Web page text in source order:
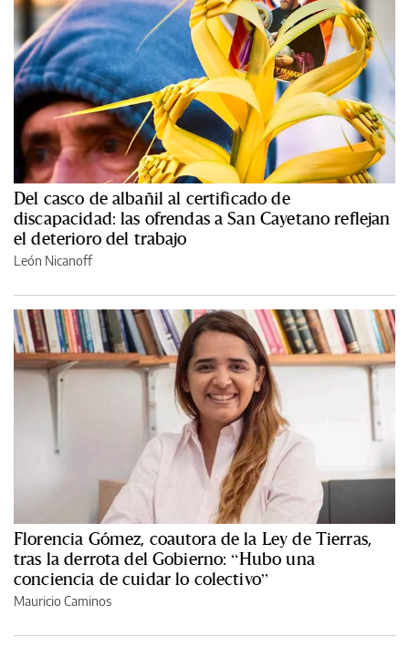
Del casco de albañil al certificado de
discapacidad: las ofrendas a San Cayetano reflejan
el deterioro del trabajo
León Nicanoff
Florencia Gómez, coautora de la Ley de Tierras,
tras la derrota del Gobierno: “Hubo una
conciencia de cuidar lo colectivo”
Mauricio Caminos